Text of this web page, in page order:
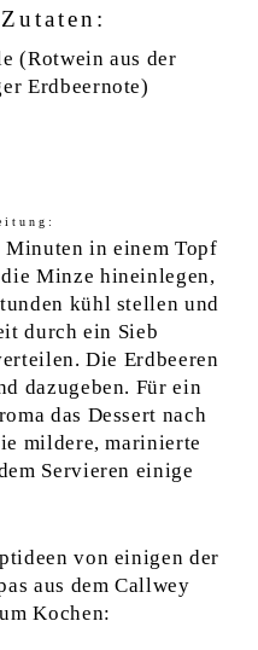
(Rotwein aus der
Erdbeernote)
Minuten in einem Topf
Minze hineinlegen,
kühl stellen und
durch ein Sieb
Die Erdbeeren
dazugeben. Für ein
das Dessert nach
mildere, marinierte
Servieren einige
von einigen der
aus dem Callwey
Kochen: